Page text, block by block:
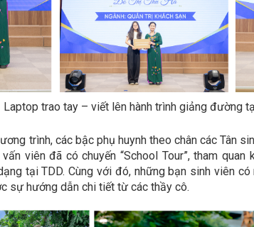
Laptop trao tay – viết lên hành trình giảng đường
trình, các bậc phụ huynh theo chân các Tân
viên đã có chuyến “School Tour”, tham
tại TDD. Cùng với đó, những bạn sinh viên
sự hướng dẫn chi tiết từ các thầy cô.